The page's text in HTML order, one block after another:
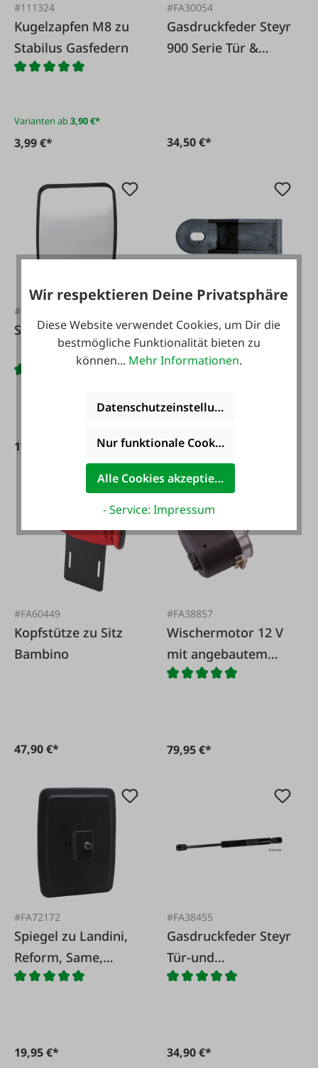
#111324
Kugelzapfen M8 zu
Stabilus Gasfedern
Varianten ab3,90 €*
3,99 €*
#FA30054
Gasdruckfeder Steyr
900 Serie Tür &
34,50 €*
#FA57359
Spiegel 230x175mm
19,55 €*
Scharnier
14,50 €*
#FA60449
Kopfstütze zu Sitz
Bambino
47,90 €*
#FA38857
Wischermotor 12 V
mit angebautem
Schalter - ohne
79,95 €*
#FA72172
Spiegel zu Landini,
Reform, Same,
Steyr, 235x180 mm
19,95 €*
#FA38455
Gasdruckfeder Steyr
Tür-und
Heckscheibe
34,90 €*
Wir respektieren Deine Privatsphäre
Diese Website verwendet Cookies, um Dir die
bestmögliche Funktionalität bieten zu
können... Mehr Informationen.
Datenschutzeinstellungen
Nur funktionale Cookies akzeptieren
Alle Cookies akzeptieren
- Service: Impressum